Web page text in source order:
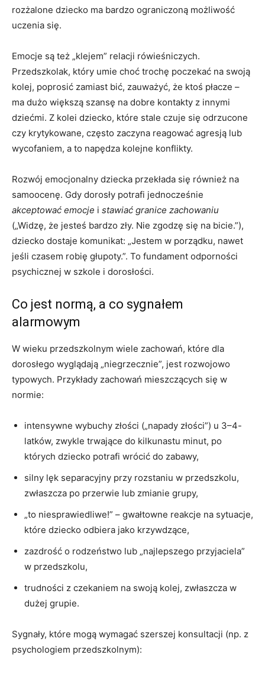
rozżalone dziecko ma bardzo ograniczoną możliwość
uczenia się.
Emocje są też „klejem” relacji rówieśniczych.
Przedszkolak, który umie choć trochę poczekać na swoją
kolej, poprosić zamiast bić, zauważyć, że ktoś płacze –
ma dużo większą szansę na dobre kontakty z innymi
dziećmi. Z kolei dziecko, które stale czuje się odrzucone
czy krytykowane, często zaczyna reagować agresją lub
wycofaniem, a to napędza kolejne konflikty.
Rozwój emocjonalny dziecka przekłada się również na
samoocenę. Gdy dorosły potrafi jednocześnie
akceptować emocje i stawiać granice zachowaniu
(„Widzę, że jesteś bardzo zły. Nie zgodzę się na bicie.”),
dziecko dostaje komunikat: „Jestem w porządku, nawet
jeśli czasem robię głupoty.”. To fundament odporności
psychicznej w szkole i dorosłości.
Co jest normą, a co sygnałem
alarmowym
W wieku przedszkolnym wiele zachowań, które dla
dorosłego wyglądają „niegrzecznie”, jest rozwojowo
typowych. Przykłady zachowań mieszczących się w
normie:
intensywne wybuchy złości („napady złości”) u 3–4-
latków, zwykle trwające do kilkunastu minut, po
których dziecko potrafi wrócić do zabawy,
silny lęk separacyjny przy rozstaniu w przedszkolu,
zwłaszcza po przerwie lub zmianie grupy,
„to niesprawiedliwe!” – gwałtowne reakcje na sytuacje,
które dziecko odbiera jako krzywdzące,
zazdrość o rodzeństwo lub „najlepszego przyjaciela”
w przedszkolu,
trudności z czekaniem na swoją kolej, zwłaszcza w
dużej grupie.
Sygnały, które mogą wymagać szerszej konsultacji (np. z
psychologiem przedszkolnym):